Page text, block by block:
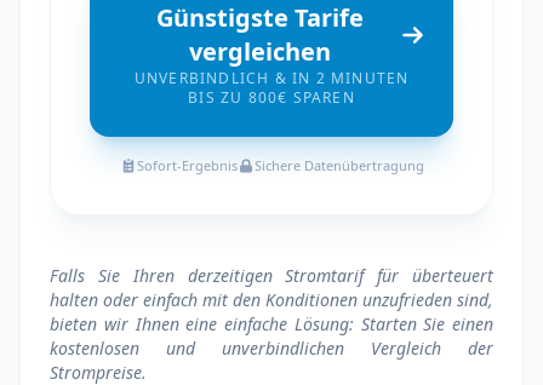
Günstigste Tarife
vergleichen
UNVERBINDLICH & IN 2 MINUTEN
BIS ZU 800€ SPAREN
Sofort-Ergebnis Sichere Datenübertragung
Falls Sie Ihren derzeitigen Stromtarif für überteuert
halten oder einfach mit den Konditionen unzufrieden sind,
bieten wir Ihnen eine einfache Lösung: Starten Sie einen
kostenlosen und unverbindlichen Vergleich der
Strompreise.